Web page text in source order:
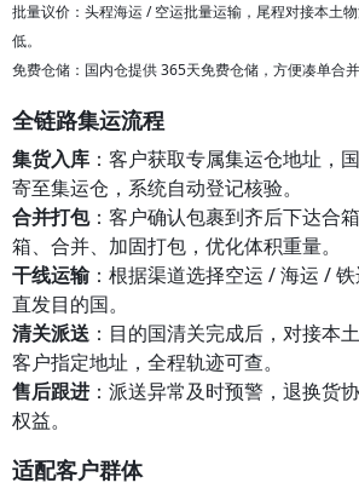
批量议价：头程海运 / 空运批量运输，尾程对接本土
低。
免费仓储：国内仓提供 365天免费仓储，方便凑单合并
全链路集运流程
集货入库 ：客户获取专属集运仓地址，
寄至集运仓，系统自动登记核验。
合并打包：客户确认包裹到齐后下达合
箱、合并、加固打包，优化体积重量。
干线运输：根据渠道选择空运 / 海运 / 铁
直发目的国。
清关派送 ：目的国清关完成后，对接本
客户指定地址，全程轨迹可查。
售后跟进 ：派送异常及时预警，退换货
权益。
适配客户群体